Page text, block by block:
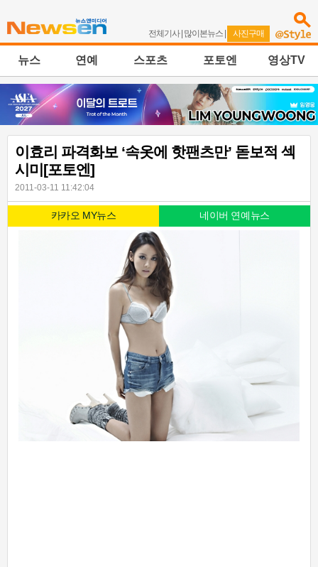
전체기사| 많이본뉴스 | 사진구매
뉴스 연예 스포츠 포토엔 영상TV
이효리 파격화보 ‘속옷에 핫팬츠만’ 돋보적 섹
시미[포토엔]
2011-03-11 11:42:04
카카오 MY뉴스 네이버 연예뉴스